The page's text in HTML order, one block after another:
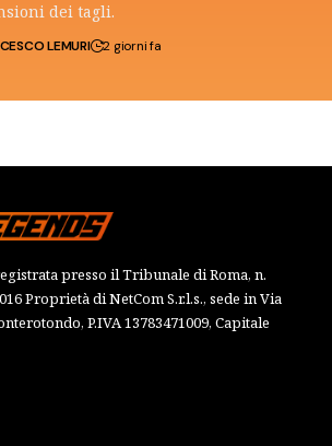
dei tagli.
LEMURI 2 giorni fa
presso il Tribunale di Roma, n.
Proprietà di NetCom S.r.l.s., sede in Via
P.IVA 13783471009, Capitale